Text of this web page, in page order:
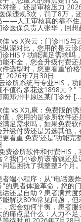
对接，还是审核压力
保违规3次，罚了8万，
——人工审核真的靠不住
诊医保负责人张华，回
佳 vs X兴云：门诊HIS与
纵深对比，您用的是云诊
诊HIS？功能满足需求吗
能不全，您会升级付费
件选型时，您更看重'价
' 2026年7月30日
诊所系统与专业HIS，功
不值得多花这1898元？"
南郑州中原区某门诊分
佳 vs X九康：免费版的
值，您用的是诊所软件还
满足需求吗，如果免费软
升级付费还是另选其他，
更看重'免费'还是'功能完
费诊所软件和付费HIS，
？我们小诊所该省钱还
问题困扰了我整整3个月
者端小程序：从"电话轰
"的患者体验革命，您的
话还是自助？患者满意度
能解决80%常见问题，
，您会如何平衡，患者服
的痛点是什么：人力不